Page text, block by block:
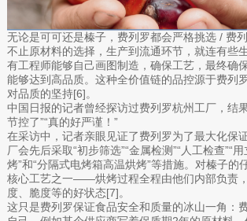
无论是可可还是榛子，费列罗都会严格挑选 / 费
不止原材料的选择，生产到流通环节，就连有些
有工程师能够自己画图制造，确保工艺，最终确
能够达到高品质。这种全价值链的品控源于费列
对品质的坚持[6]。
中国日报的记者曾经探访过费列罗杭州工厂，结
节控了”“真的好严谨！”
在采访中，记者亲眼见证了费列罗为了最大化保
厂会先后采取“初步筛选”“金属检测”“人工检查”“
烤”和“分隔式电烤箱高温烘烤”等措施。对榛子的
核心工艺之一——烘烤过程全程由他们内部负责
度、脆度等的好状态[7]。
这只是费列罗保证食品安全和质量的冰山一角：